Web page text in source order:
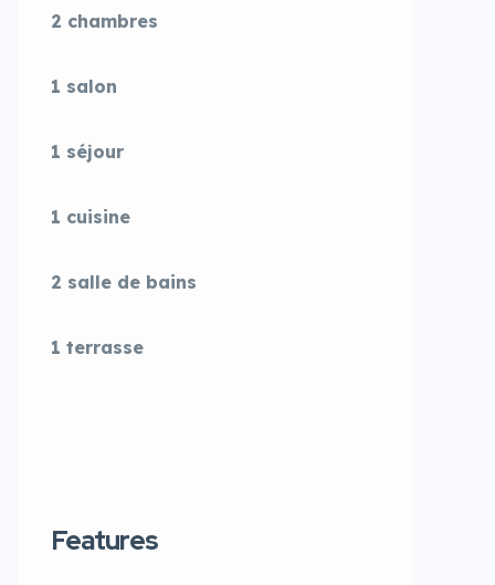
2 chambres
1 salon
1 séjour
1 cuisine
2 salle de bains
1 terrasse
Features